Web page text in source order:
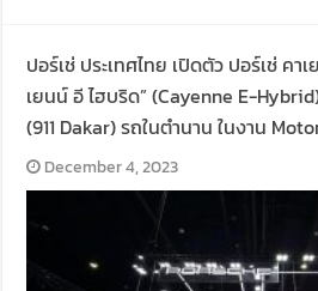
ปอร์เช่ ประเทศไทย เปิดตัว ปอร์เช่ คา
เยนน์ อี ไฮบริด” (Cayenne E-
(911 Dakar) รถในตำนาน ในงาน
December 4, 2023